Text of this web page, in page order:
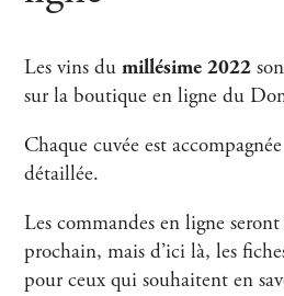
Les vins dumillésime 2022
sur la boutique en ligne du
Chaque cuvée est
détaillée.
Les commandes en ligne
prochain, mais d’ici là, les
pour ceux qui souhaitent en